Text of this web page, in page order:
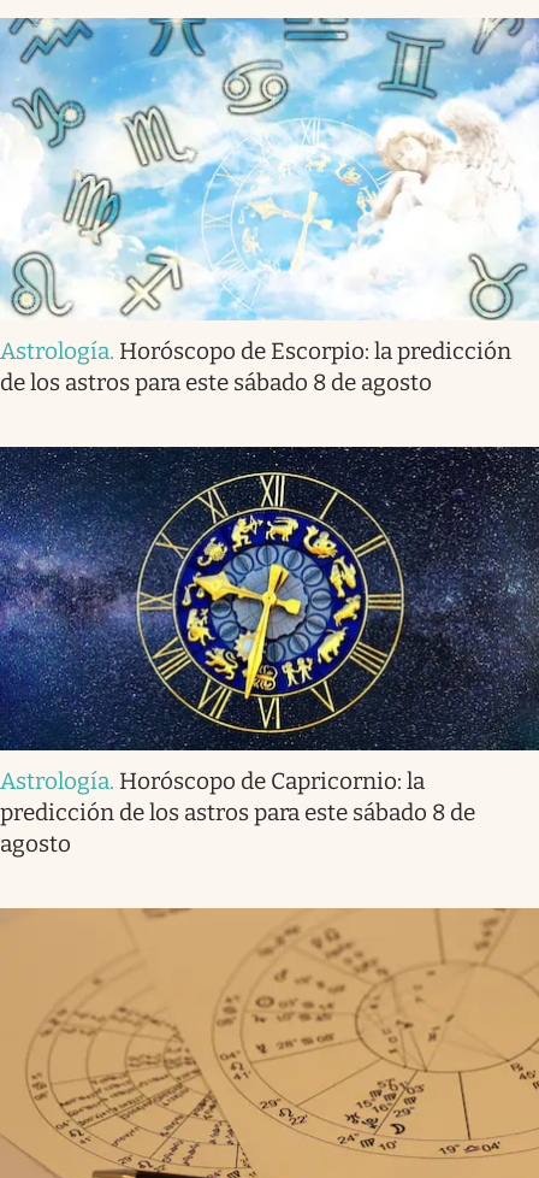
Astrología. Horóscopo de Escorpio: la predicción
de los astros para este sábado 8 de agosto
Astrología. Horóscopo de Capricornio: la
predicción de los astros para este sábado 8 de
agosto